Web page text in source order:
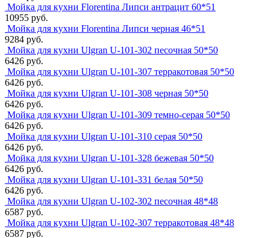
Мойка для кухни Florentina Липси антрацит 60*51
10955 руб.
Мойка для кухни Florentina Липси черная 46*51
9284 руб.
Мойка для кухни Ulgran U-101-302 песочная 50*50
6426 руб.
Мойка для кухни Ulgran U-101-307 терракотовая 50*50
6426 руб.
Мойка для кухни Ulgran U-101-308 черная 50*50
6426 руб.
Мойка для кухни Ulgran U-101-309 темно-серая 50*50
6426 руб.
Мойка для кухни Ulgran U-101-310 серая 50*50
6426 руб.
Мойка для кухни Ulgran U-101-328 бежевая 50*50
6426 руб.
Мойка для кухни Ulgran U-101-331 белая 50*50
6426 руб.
Мойка для кухни Ulgran U-102-302 песочная 48*48
6587 руб.
Мойка для кухни Ulgran U-102-307 терракотовая 48*48
6587 руб.